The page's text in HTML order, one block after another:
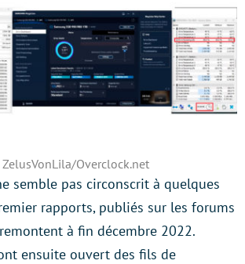
Overclock.net
semble pas circonscrit à quelques
rapports, publiés sur les forums
à fin décembre 2022.
ensuite ouvert des fils de